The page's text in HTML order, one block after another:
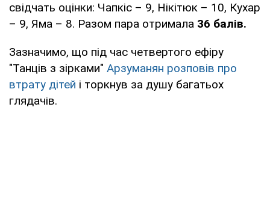
свідчать оцінки: Чапкіс – 9, Нікітюк – 10, Кухар
– 9, Яма – 8. Разом пара отримала 36 балів.
Зазначимо, що під час четвертого ефіру
"Танців з зірками" Арзуманян розповів про
втрату дітей і торкнув за душу багатьох
глядачів.